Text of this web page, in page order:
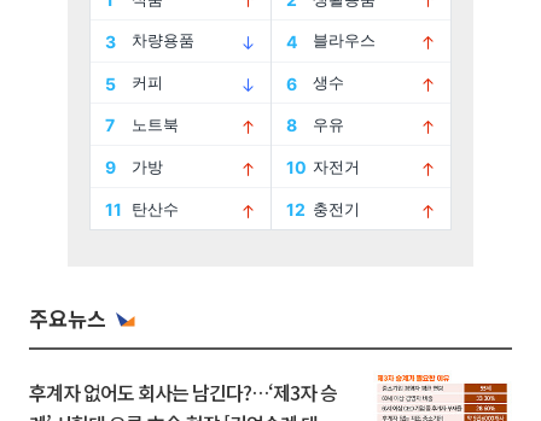
주요뉴스
후계자 없어도 회사는 남긴다?…‘제3자 승